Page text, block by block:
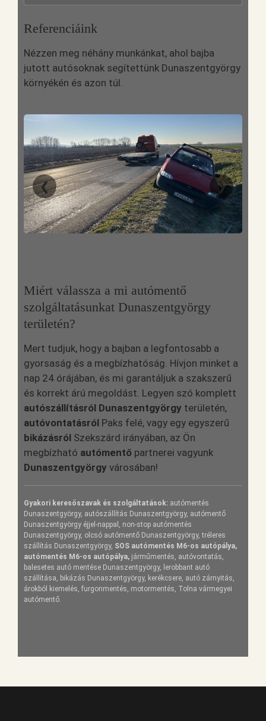
Referenciáink
Nézzen meg néhány munkánkat, ahol bajba
jutott autósoknak segítettünk Dunaszentgyörgy
környékén és azon túl.
❮ ❯
Miért válassza a mi autómentő
szolgáltatásunkat Dunaszentgyörgy
területén?
Mert tudjuk, hogy a bajban a legfontosabb a
gyorsaság és a megbízhatóság. Hívjon minket a
nap 24 órájában, és mi garantáljuk a szakszerű
és korrekt árú megoldást. Legyen szó komplett
autószállításról Dunaszentgyörgy területén,
autóvontatásról Paks felé, vagy egy egyszerű
bikázásról Szekszárd irányában, az Ön
megbízható autómentő partnerei vagyunk
Dunaszentgyörgy városában!
Gyakori keresőszavak és szolgáltatások: autómentés
Dunaszentgyörgy, autószállítás Dunaszentgyörgy, autómentő
Dunaszentgyörgy éjjel-nappal, non-stop autómentés
Dunaszentgyörgy, olcsó autómentő Dunaszentgyörgy, tréleres
szállítás Dunaszentgyörgy, SOS autómentés M6-os autópálya,
autómentés M6-os autópálya, járműmentés, autóvontatás,
balesetes autó mentése Dunaszentgyörgy, lerobbant autó
szállítása, bikázás Dunaszentgyörgy, kerékcsere, autó zárnyitás,
árokból kiemelés, furgonmentés, motormentés, Tolna vármegyei
autómentő.